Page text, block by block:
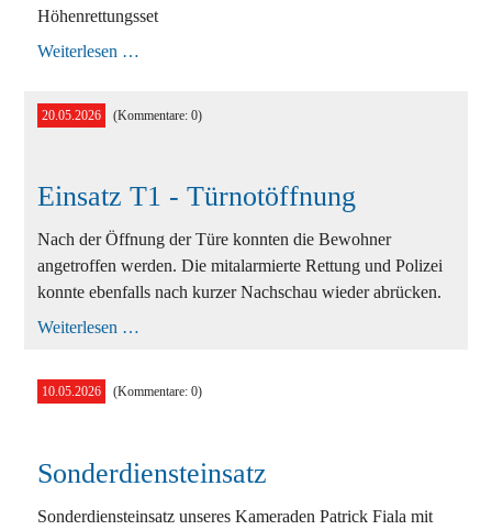
Höhenrettungsset
Weiterlesen …
20.05.2026 (Kommentare: 0)
Einsatz T1 - Türnotöffnung
Nach der Öffnung der Türe konnten die Bewohner
angetroffen werden. Die mitalarmierte Rettung und Polizei
konnte ebenfalls nach kurzer Nachschau wieder abrücken.
Weiterlesen …
10.05.2026 (Kommentare: 0)
Sonderdiensteinsatz
Sonderdiensteinsatz unseres Kameraden Patrick Fiala mit